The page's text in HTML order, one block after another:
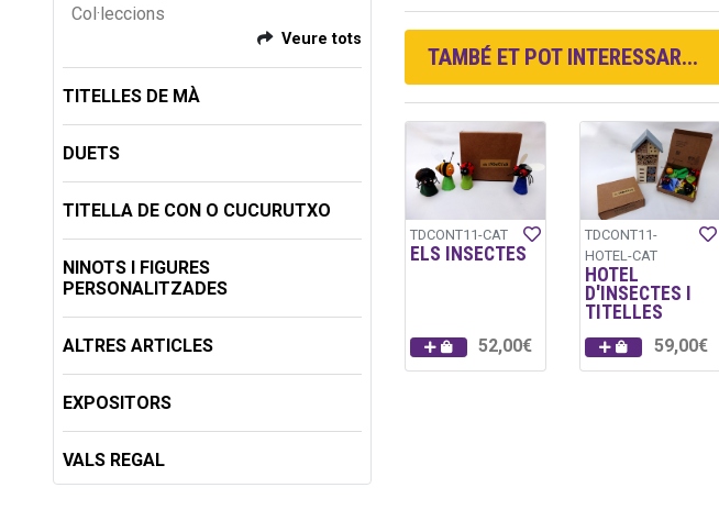
Col·leccions
Veure tots
TITELLES DE MÀ
DUETS
TITELLA DE CON O CUCURUTXO
NINOTS I FIGURES
PERSONALITZADES
ALTRES ARTICLES
EXPOSITORS
VALS REGAL
TAMBÉ ET POT INTERESSAR...
TDCONT11-CAT
ELS INSECTES
52,00€
TDCONT11-
HOTEL-CAT
HOTEL
D'INSECTES I
TITELLES
59,00€